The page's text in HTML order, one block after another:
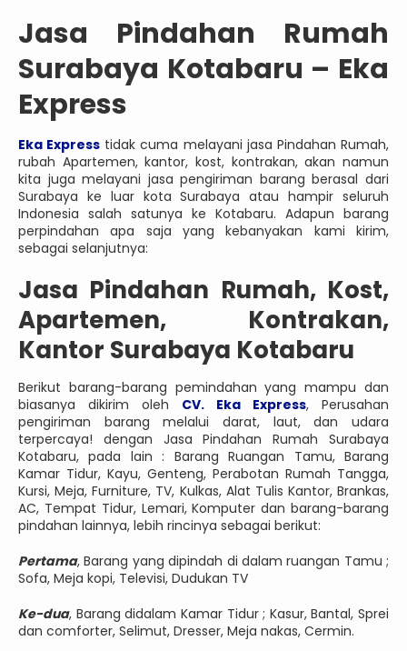
Jasa Pindahan Rumah
Surabaya Kotabaru – Eka
Express
Eka Express tidak cuma melayani jasa Pindahan Rumah,
rubah Apartemen, kantor, kost, kontrakan, akan namun
kita juga melayani jasa pengiriman barang berasal dari
Surabaya ke luar kota Surabaya atau hampir seluruh
Indonesia salah satunya ke Kotabaru. Adapun barang
perpindahan apa saja yang kebanyakan kami kirim,
sebagai selanjutnya:
Jasa Pindahan Rumah, Kost,
Apartemen, Kontrakan,
Kantor Surabaya Kotabaru
Berikut barang-barang pemindahan yang mampu dan
biasanya dikirim oleh CV. Eka Express, Perusahan
pengiriman barang melalui darat, laut, dan udara
terpercaya! dengan Jasa Pindahan Rumah Surabaya
Kotabaru, pada lain : Barang Ruangan Tamu, Barang
Kamar Tidur, Kayu, Genteng, Perabotan Rumah Tangga,
Kursi, Meja, Furniture, TV, Kulkas, Alat Tulis Kantor, Brankas,
AC, Tempat Tidur, Lemari, Komputer dan barang-barang
pindahan lainnya, lebih rincinya sebagai berikut:
Pertama, Barang yang dipindah di dalam ruangan Tamu ;
Sofa, Meja kopi, Televisi, Dudukan TV
Ke-dua, Barang didalam Kamar Tidur ; Kasur, Bantal, Sprei
dan comforter, Selimut, Dresser, Meja nakas, Cermin.